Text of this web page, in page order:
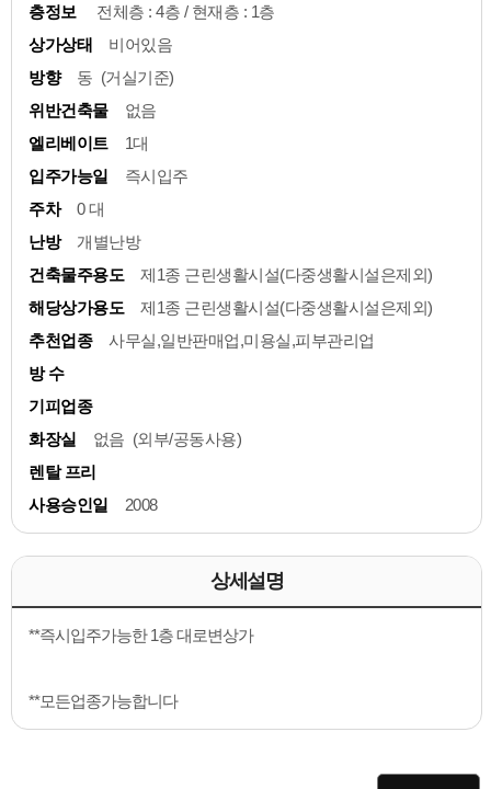
층정보
전체층 : 4층 / 현재층 : 1층
상가상태
비어있음
방향
동 (거실기준)
위반건축물
없음
엘리베이트
1대
입주가능일
즉시입주
주차
0 대
난방
개별난방
건축물주용도
제1종 근린생활시설(다중생활시설은제외)
해당상가용도
제1종 근린생활시설(다중생활시설은제외)
추천업종
사무실,일반판매업,미용실,피부관리업
방 수
기피업종
화장실
없음 (외부/공동사용)
렌탈 프리
사용승인일
2008
상세설명
**즉시입주가능한 1층 대로변상가
**모든업종가능합니다